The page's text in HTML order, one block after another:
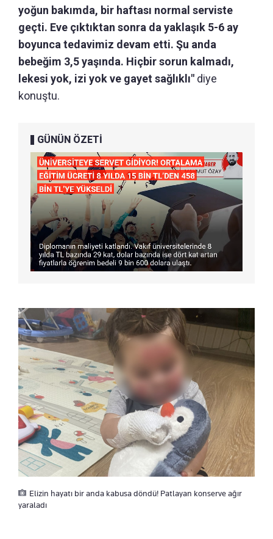
yoğun bakımda, bir haftası normal serviste
geçti. Eve çıktıktan sonra da yaklaşık 5-6 ay
boyunca tedavimiz devam etti. Şu anda
bebeğim 3,5 yaşında. Hiçbir sorun kalmadı,
lekesi yok, izi yok ve gayet sağlıklı" diye
konuştu.
GÜNÜN ÖZETİ
Elizin hayatı bir anda kabusa döndü! Patlayan konserve ağır
yaraladı